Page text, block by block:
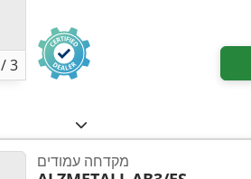
/3
מקדחה עמודים